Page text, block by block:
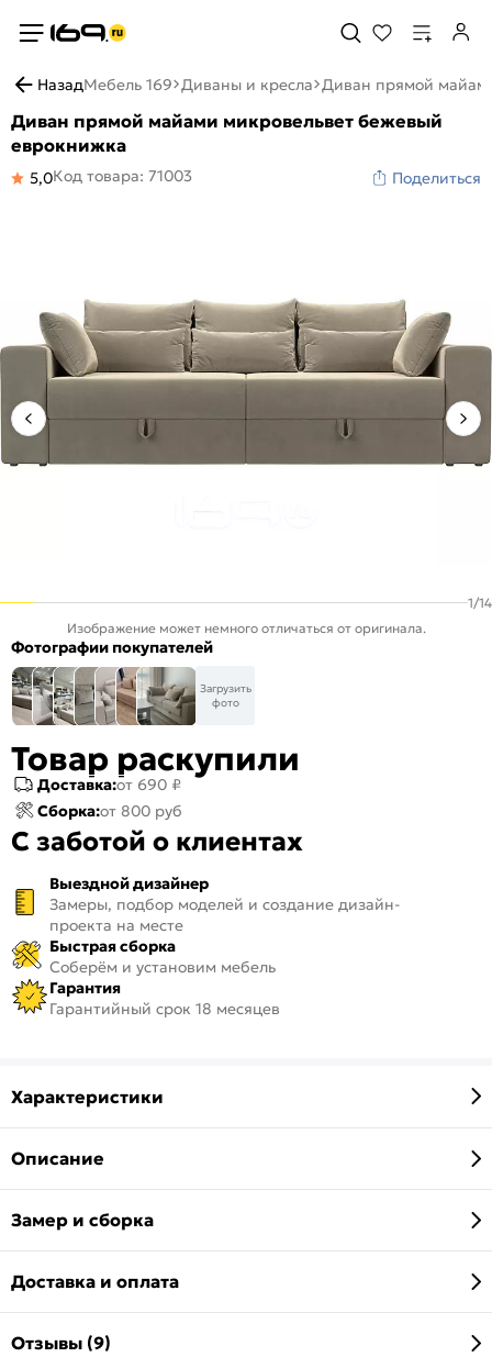
НазадМебель 169 Диваны и кресла Диван прямой
Диван прямой майами микровельвет бежевый
еврокнижка
5,0Код товара: 71003 Поделиться
1/14
Изображение может немного отличаться от оригинала.
Фотографии покупателей
Загрузить
фото
Товар раскупили
Доставка:от 690 ₽
Сборка:от 800 руб
С заботой о клиентах
Выездной дизайнер
Замеры, подбор моделей и создание дизайн-
проекта на месте
Быстрая сборка
Соберём и установим мебель
Гарантия
Гарантийный срок 18 месяцев
Характеристики
Описание
Замер и сборка
Доставка и оплата
Отзывы (9)